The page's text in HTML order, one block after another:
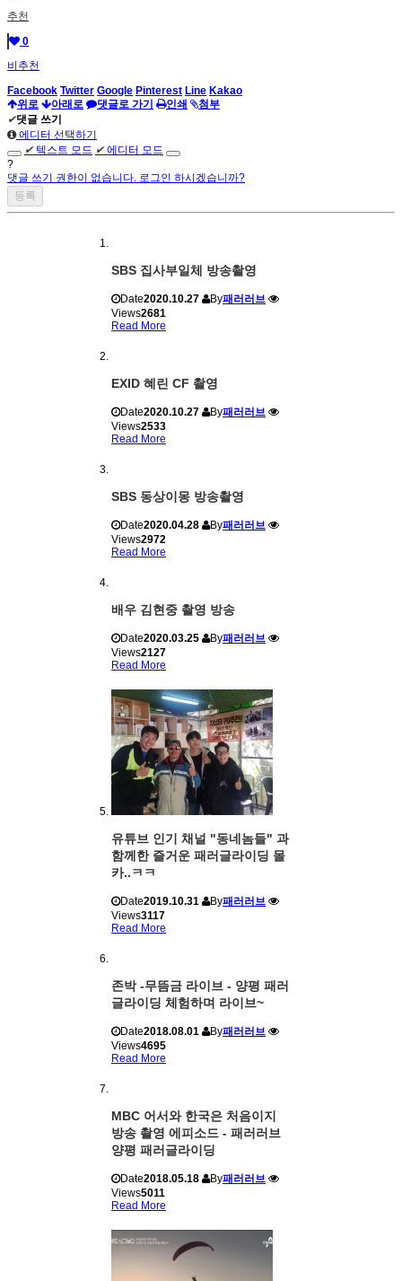
추천
0
비추천
Facebook Twitter Google Pinterest Line Kakao
위로
아래로 댓글로 가기 인쇄
첨부
✔댓글 쓰기
에디터 선택하기
✔ 텍스트 모드 ✔에디터 모드
?
댓글 쓰기 권한이 없습니다. 로그인 하시겠습니까?
SBS 집사부일체 방송촬영
Date2020.10.27 By패러러브
Views2681
Read More
EXID 혜린 CF 촬영
Date2020.10.27 By패러러브
Views2533
Read More
SBS 동상이몽 방송촬영
Date2020.04.28 By패러러브
Views2972
Read More
배우 김현중 촬영 방송
Date2020.03.25 By패러러브
Views2127
Read More
유튜브 인기 채널 "동네놈들" 과
함께한 즐거운 패러글라이딩 몰
카..ㅋㅋ
Date2019.10.31 By패러러브
Views3117
Read More
존박 -무뜸금 라이브 - 양평 패러
글라이딩 체험하며 라이브~
Date2018.08.01 By패러러브
Views4695
Read More
MBC 어서와 한국은 처음이지
방송 촬영 에피소드 - 패러러브
양평 패러글라이딩
Date2018.05.18 By패러러브
Views5011
Read More